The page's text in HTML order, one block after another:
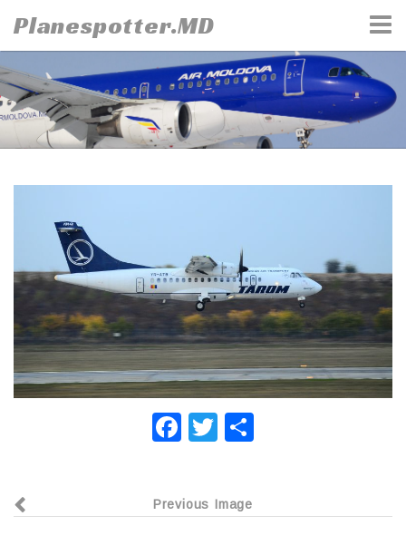
to
content
Planespotter.MD
F
e
T
er р
Previous Image